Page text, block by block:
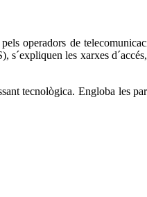
operadors de
les xarxes
tecnològica. Engloba les